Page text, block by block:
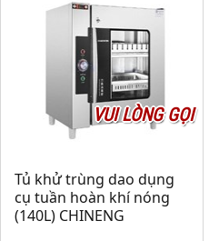
VUI LÒNG GỌI
Tủ khử trùng dao dụng
cụ tuần hoàn khí nóng
(140L) CHINENG